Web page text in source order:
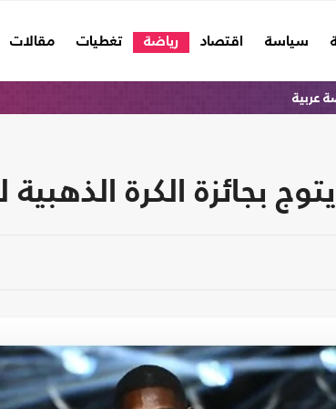
(current) سياسة اقتصاد رياضة تغطيات مقالات
عربية
بجائزة الكرة الذهبية لعام